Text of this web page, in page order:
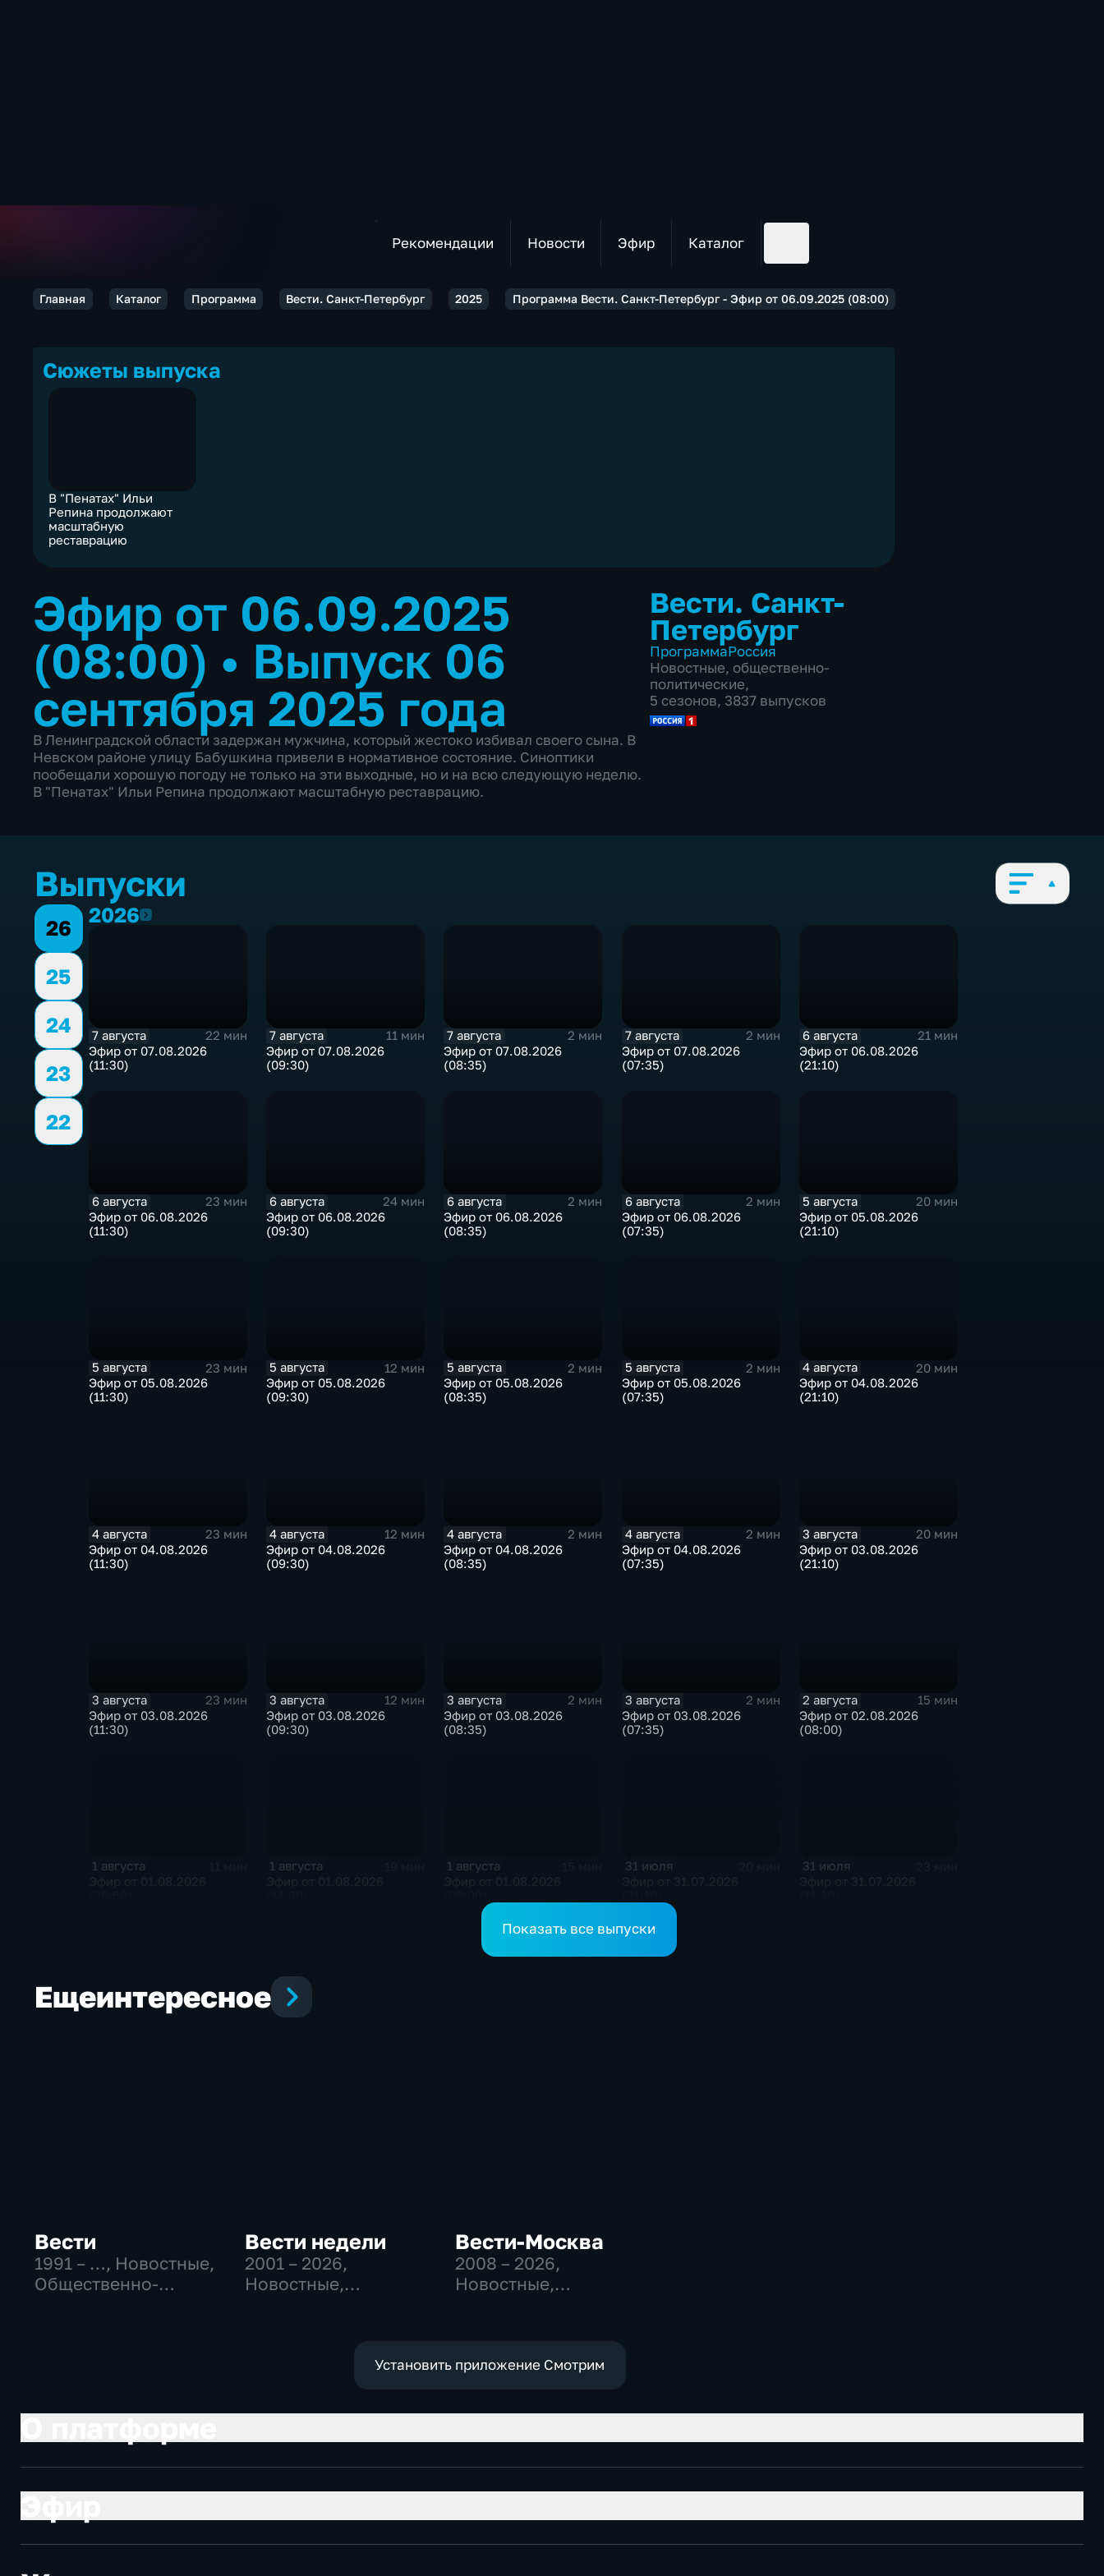
Рекомендации Новости Эфир Каталог
Главная Каталог Программа Вести. Санкт-Петербург 2025 Программа Вести. Санкт-Петербург - Эфир от 06.09.2025 (08:00)
Сюжеты выпуска
В "Пенатах" Ильи
Репина продолжают
масштабную
реставрацию
Эфир от 06.09.2025
(08:00) • Выпуск 06
сентября 2025 года
В Ленинградской области задержан мужчина, который жестоко избивал своего сына. В
Невском районе улицу Бабушкина привели в нормативное состояние. Синоптики
пообещали хорошую погоду не только на эти выходные, но и на всю следующую неделю.
В "Пенатах" Ильи Репина продолжают масштабную реставрацию.
Вести. Санкт-
Петербург
ПрограммаРоссия
Новостные, общественно-
политические,
5 сезонов, 3837 выпусков
Выпуски
26
25
24
23
22
20262026
7 августа
22 мин
Эфир от 07.08.2026
(11:30)
7 августа
11 мин
Эфир от 07.08.2026
(09:30)
7 августа
2 мин
Эфир от 07.08.2026
(08:35)
7 августа
2 мин
Эфир от 07.08.2026
(07:35)
6 августа
21 мин
Эфир от 06.08.2026
(21:10)
6 августа
23 мин
Эфир от 06.08.2026
(11:30)
6 августа
24 мин
Эфир от 06.08.2026
(09:30)
6 августа
2 мин
Эфир от 06.08.2026
(08:35)
6 августа
2 мин
Эфир от 06.08.2026
(07:35)
5 августа
20 мин
Эфир от 05.08.2026
(21:10)
5 августа
23 мин
Эфир от 05.08.2026
(11:30)
5 августа
12 мин
Эфир от 05.08.2026
(09:30)
5 августа
2 мин
Эфир от 05.08.2026
(08:35)
5 августа
2 мин
Эфир от 05.08.2026
(07:35)
4 августа
20 мин
Эфир от 04.08.2026
(21:10)
4 августа
23 мин
Эфир от 04.08.2026
(11:30)
4 августа
12 мин
Эфир от 04.08.2026
(09:30)
4 августа
2 мин
Эфир от 04.08.2026
(08:35)
4 августа
2 мин
Эфир от 04.08.2026
(07:35)
3 августа
20 мин
Эфир от 03.08.2026
(21:10)
3 августа
23 мин
Эфир от 03.08.2026
(11:30)
3 августа
12 мин
Эфир от 03.08.2026
(09:30)
3 августа
2 мин
Эфир от 03.08.2026
(08:35)
3 августа
2 мин
Эфир от 03.08.2026
(07:35)
2 августа
15 мин
Эфир от 02.08.2026
(08:00)
1 августа 1 августа 1 августа 31 июля 31 июля
Показать все выпуски
Ещеинтересное
Вести
1991 – …, Новостные,
Общественно-
Вести недели
2001 – 2026,
Новостные,
Вести-Москва
2008 – 2026,
Новостные,
экономические
Установить приложение Смотрим